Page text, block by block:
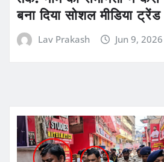
बना दिया सोशल मीडिया ट्रेंड
Lav Prakash Jun 9, 2026